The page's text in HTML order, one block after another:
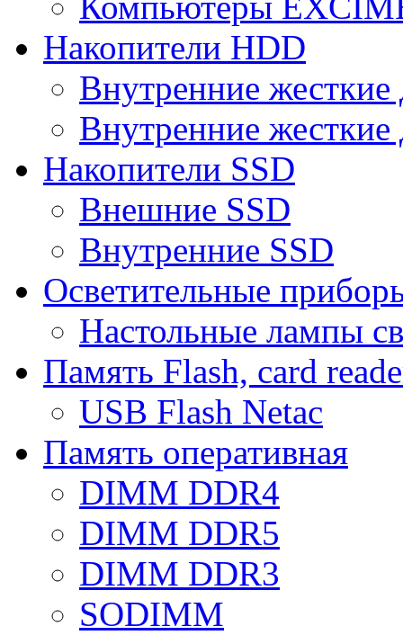
Накопители HDD
Внутренние
Внутренние
Накопители SSD
Внешние SSD
Внутренние SSD
Осветительные
Настольные лампы
Память Flash, card
USB Flash Netac
Память оперативная
DIMM DDR4
DIMM DDR5
DIMM DDR3
SODIMM